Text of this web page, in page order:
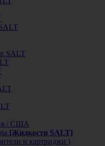
SALT
/ США
[Жидкости SALT]
и картриджи )